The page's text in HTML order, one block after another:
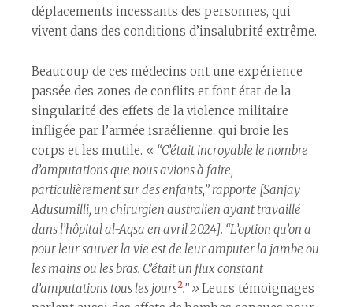
déplacements incessants des personnes, qui
vivent dans des conditions d’insalubrité extrême.
Beaucoup de ces médecins ont une expérience
passée des zones de conflits et font état de la
singularité des effets de la violence militaire
infligée par l’armée israélienne, qui broie les
corps et les mutile. « “C’était incroyable le nombre
d’amputations que nous avions à faire,
particulièrement sur des enfants,” rapporte [Sanjay
Adusumilli, un chirurgien australien ayant travaillé
dans l’hôpital al-Aqsa en avril 2024]. “L’option qu’on a
pour leur sauver la vie est de leur amputer la jambe ou
les mains ou les bras. C’était un flux constant
d’amputations tous les jours2.” »Leurs témoignages